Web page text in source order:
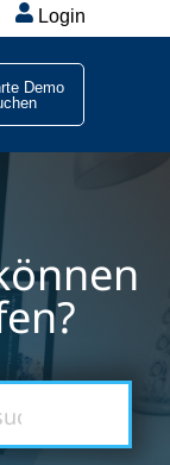
Login
Demo